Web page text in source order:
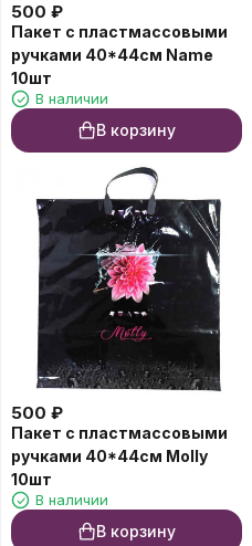
500 ₽
Пакет с пластмассовыми
ручками 40*44см Name
10шт
В наличии
В корзину
500 ₽
Пакет с пластмассовыми
ручками 40*44см Molly
10шт
В наличии
В корзину